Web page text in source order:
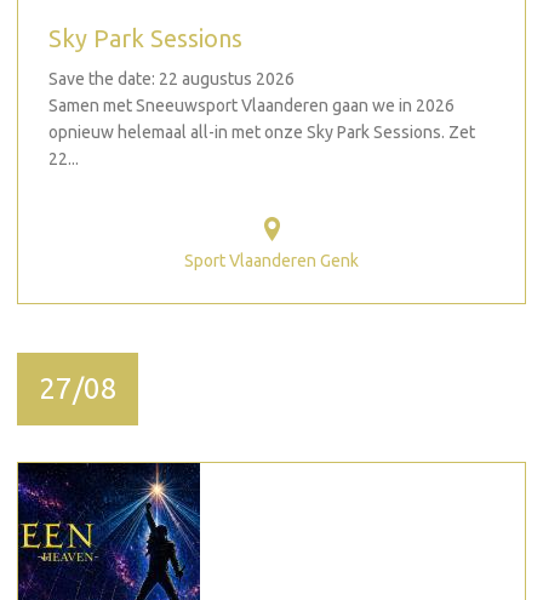
Sky Park Sessions
Save the date: 22 augustus 2026
Samen met Sneeuwsport Vlaanderen gaan we in 2026
opnieuw helemaal all-in met onze Sky Park Sessions. Zet
22...
Sport Vlaanderen Genk
27/08